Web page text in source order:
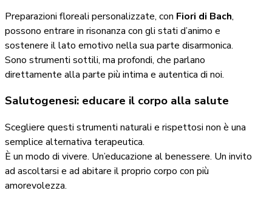
Preparazioni floreali personalizzate, con Fiori di Bach,
possono entrare in risonanza con gli stati d’animo e
sostenere il lato emotivo nella sua parte disarmonica.
Sono strumenti sottili, ma profondi, che parlano
direttamente alla parte più intima e autentica di noi.
Salutogenesi: educare il corpo alla salute
Scegliere questi strumenti naturali e rispettosi non è una
semplice alternativa terapeutica.
È un modo di vivere. Un’educazione al benessere. Un invito
ad ascoltarsi e ad abitare il proprio corpo con più
amorevolezza.